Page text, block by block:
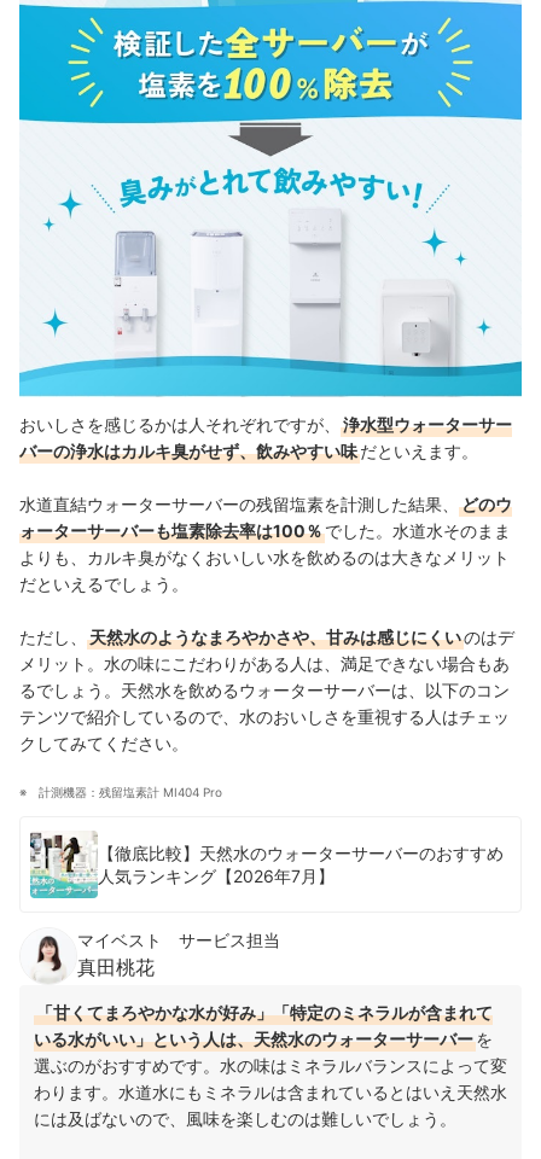
おいしさを感じるかは人それぞれですが、
浄水型ウォーターサー
バーの浄水はカルキ臭がせず、飲みやすい味だといえます。
水道直結ウォーターサーバーの残留塩素を計測した結果、
どのウ
ォーターサーバーも塩素除去率は100％でした。水道水そのまま
よりも、カルキ臭がなくおいしい水を飲めるのは大きなメリット
だといえるでしょう。
ただし、 天然水のようなまろやかさや、甘みは感じにくいのはデ
メリット。水の味にこだわりがある人は、満足できない場合もあ
るでしょう。天然水を飲めるウォーターサーバーは、以下のコン
テンツで紹介しているので、水のおいしさを重視する人はチェッ
クしてみてください。
計測機器：残留塩素計 MI404 Pro
【徹底比較】天然水のウォーターサーバーのおすすめ
人気ランキング【2026年7月】
マイベスト サービス担当
真田桃花
「甘くてまろやかな水が好み」「特定のミネラルが含まれて
いる水がいい」という人は、天然水のウォーターサーバーを
選ぶのがおすすめです。水の味はミネラルバランスによって変
わります。水道水にもミネラルは含まれているとはいえ天然水
には及ばないので、風味を楽しむのは難しいでしょう。